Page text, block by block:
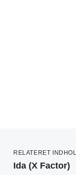
RELATERET
Ida (X Factor)